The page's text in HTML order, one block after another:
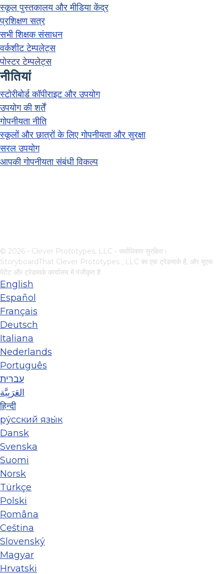
स्कूल पुस्तकालय और मीडिया केंद्र
प्रशिक्षण सत्र
सभी शिक्षक संसाधन
वर्कशीट टेम्पलेट्स
पोस्टर टेम्पलेट्स
नीतियां
स्टोरीबोर्ड कॉपीराइट और उपयोग
उपयोग की शर्तें
गोपनीयता नीति
स्कूलों और छात्रों के लिए गोपनीयता और सुरक्षा
सरल उपयोग
आपकी गोपनीयता संबंधी विकल्प
© 2026 - Clever Prototypes, LLC - सर्वाधिकार सुरक्षित।
StoryboardThat Clever Prototypes , LLC का एक ट्रेडमार्क है, और यूएस
पेटेंट और ट्रेडमार्क कार्यालय में पंजीकृत है
English
Español
Français
Deutsch
Italiana
Nederlands
Português
עברית
العَرَبِيَّة
हिन्दी
ру́сский язы́к
Dansk
Svenska
Suomi
Norsk
Türkçe
Polski
Româna
Ceština
Slovenský
Magyar
Hrvatski